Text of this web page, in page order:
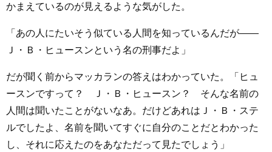
かまえているのが見えるような気がした。
「あの人にたいそう似ている人間を知っているんだが――
Ｊ・Ｂ・ヒュースンという名の刑事だよ」
だが聞く前からマッカランの答えはわかっていた。「ヒュ
ースンですって？ Ｊ・Ｂ・ヒュースン？ そんな名前の
人間は聞いたことがないなあ。だけどあれはＪ・Ｂ・ステ
ルでしたよ、名前を聞いてすぐに自分のことだとわかった
し、それに応えたのをあなただって見たでしょう」